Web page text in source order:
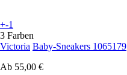
+-1
3 Farben
Victoria Baby-Sneakers 1065179
Ab 55,00 €